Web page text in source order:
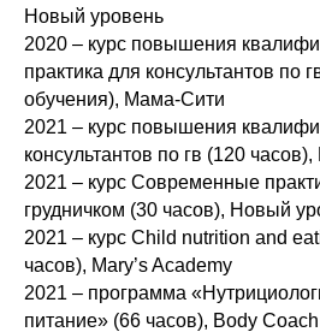
Новый уровень
2020 – курс повышения
практика для консультантов по
обучения), Мама-Сити
2021 – курс повышения
консультантов по гв (120
2021 – курс Современные
грудничком (30 часов), Новый
2021 – курс Child nutrition and
часов), Mary’s Academy
2021 – программа
питание» (66 часов), Body Coach